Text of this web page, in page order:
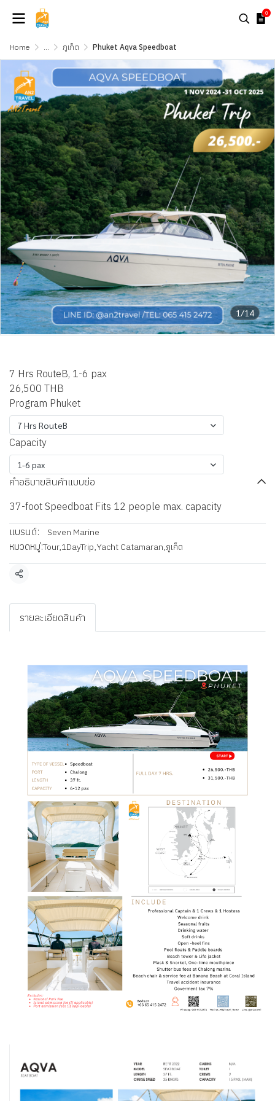
0
Home ... ภูเก็ต Phuket Aqva Speedboat
1/14
7 Hrs RouteB, 1-6 pax
26,500 THB
Program Phuket
7 Hrs RouteB
Capacity
1-6 pax
คำอธิบายสินค้าแบบย่อ
37-foot Speedboat Fits 12 people max. capacity
แบรนด์: Seven Marine
หมวดหมู่:Tour,1DayTrip,Yacht Catamaran,ภูเก็ต
แชร์
รายละเอียดสินค้า